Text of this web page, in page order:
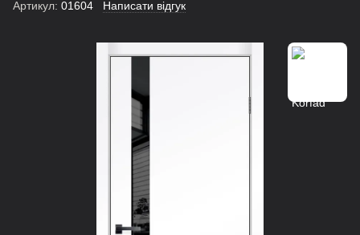
Артикул: 01604 Написати відгук